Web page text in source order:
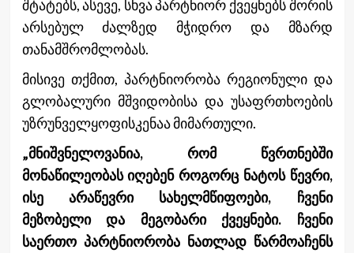
შტატებს, ასევე, სხვა პარტნიორ ქვეყნებს შორის
არსებულ ძალზედ მჭიდრო და მზარდ
თანამშრომლობას.
მისივე თქმით, პარტნიორობა რეგიონული და
გლობალური მშვიდობისა და უსაფრთხოების
უზრუნველყოფისკენაა მიმართული.
„მნიშვნელოვანია, რომ წვრთნებში
მონაწილეობას იღებენ როგორც ნატოს წევრი,
ისე არაწევრი სახელმწიფოები, ჩვენი
მეზობელი და მეგობარი ქვეყნები. ჩვენი
საერთო პარტნიორობა ნათლად წარმოაჩენს